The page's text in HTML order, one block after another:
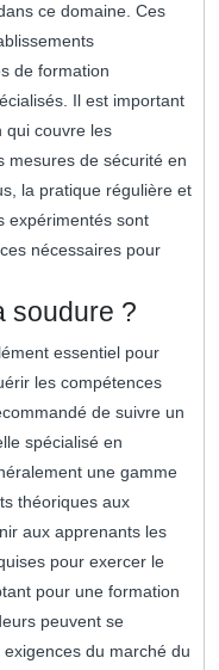
ce domaine. Ces
de formation
Il est important
qui couvre les
mesures de sécurité en
la pratique régulière et
expérimentés sont
nécessaires pour
soudure ?
essentiel pour
les compétences
de suivre un
spécialisé en
une gamme
théoriques aux
aux apprenants les
pour exercer le
pour une formation
peuvent se
du marché du